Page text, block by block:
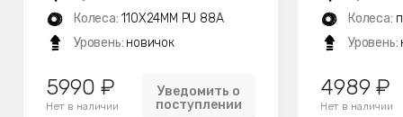
Колеса: 110X24MM PU 88A
Уровень: новичок
5990 ₽
Нет в наличии
Уведомить о
поступлении
Колеса:
Уровень:
4989 ₽
Нет в наличии